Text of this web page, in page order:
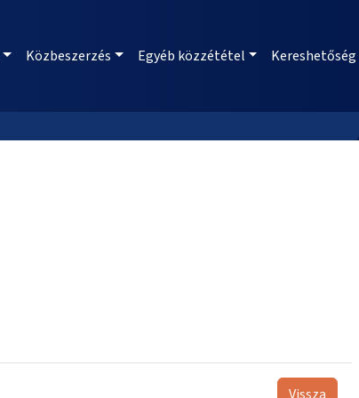
Közbeszerzés Egyéb közzététel Kereshetőség